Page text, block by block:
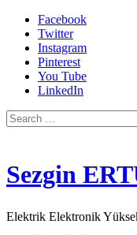
Facebook
Twitter
Instagram
Pinterest
You Tube
LinkedIn
Search
for:
Sezgin
Elektrik Elektronik